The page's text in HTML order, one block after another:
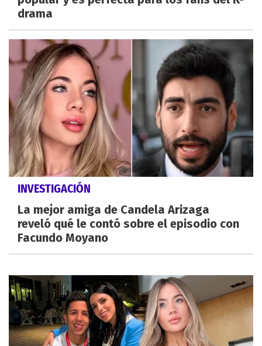
drama
INVESTIGACIÓN
La mejor amiga de Candela Arizaga
reveló qué le contó sobre el episodio con
Facundo Moyano